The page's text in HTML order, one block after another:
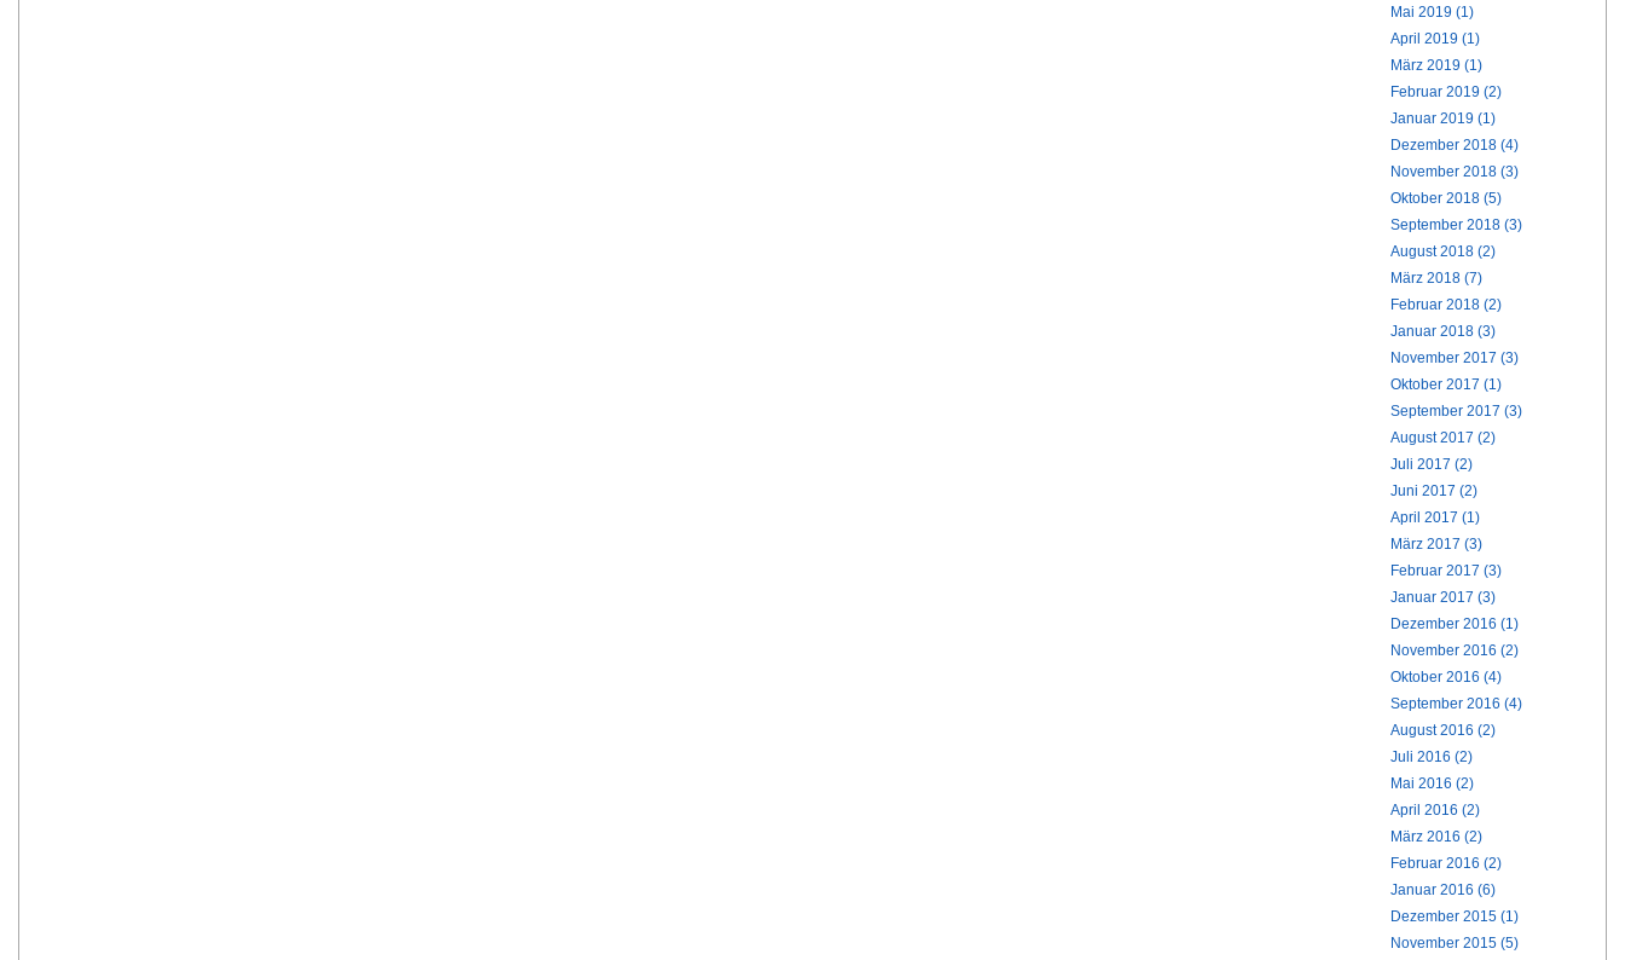
Mai 2019 (1)
April 2019 (1)
März 2019 (1)
Februar 2019 (2)
Januar 2019 (1)
Dezember 2018 (4)
November 2018 (3)
Oktober 2018 (5)
September 2018 (3)
August 2018 (2)
März 2018 (7)
Februar 2018 (2)
Januar 2018 (3)
November 2017 (3)
Oktober 2017 (1)
September 2017 (3)
August 2017 (2)
Juli 2017 (2)
Juni 2017 (2)
April 2017 (1)
März 2017 (3)
Februar 2017 (3)
Januar 2017 (3)
Dezember 2016 (1)
November 2016 (2)
Oktober 2016 (4)
September 2016 (4)
August 2016 (2)
Juli 2016 (2)
Mai 2016 (2)
April 2016 (2)
März 2016 (2)
Februar 2016 (2)
Januar 2016 (6)
Dezember 2015 (1)
November 2015 (5)